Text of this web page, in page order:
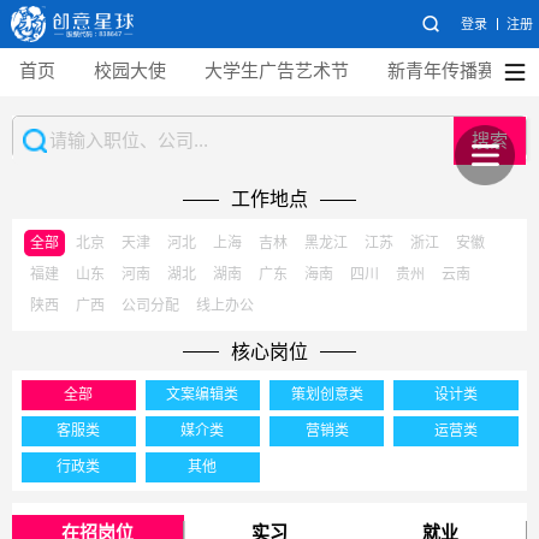
登录 注册
首页 校园大使 大学生广告艺术节 新青年传播赛
搜索
工作地点
全部 北京 天津 河北 上海 吉林 黑龙江 江苏 浙江
安徽
福建
山东 河南 湖北 湖南 广东 海南 四川 贵州
云南
陕西
广西 公司分配 线上办公
核心岗位
全部 文案编辑类 策划创意类 设计类
客服类 媒介类 营销类 运营类
行政类 其他
在招岗位 实习 就业